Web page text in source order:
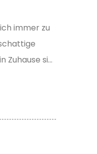
immer zu
si...